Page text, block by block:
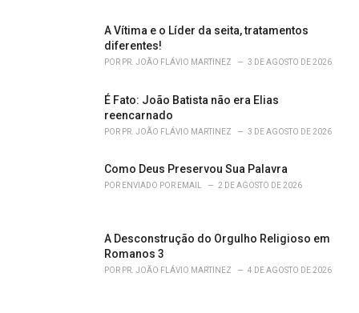
A Vítima e o Líder da seita, tratamentos
diferentes!
POR PR. JOÃO FLÁVIO MARTINEZ 3 DE AGOSTO DE 2026
É Fato: João Batista não era Elias
reencarnado
POR PR. JOÃO FLÁVIO MARTINEZ 3 DE AGOSTO DE 2026
Como Deus Preservou Sua Palavra
POR ENVIADO POR EMAIL 2 DE AGOSTO DE 2026
A Desconstrução do Orgulho Religioso em
Romanos 3
POR PR. JOÃO FLÁVIO MARTINEZ 4 DE AGOSTO DE 2026